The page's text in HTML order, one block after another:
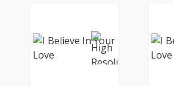
コラボレーションが遂
に実現！ SAMI-T from
MIGHTY CROWN が制
コラ
に実